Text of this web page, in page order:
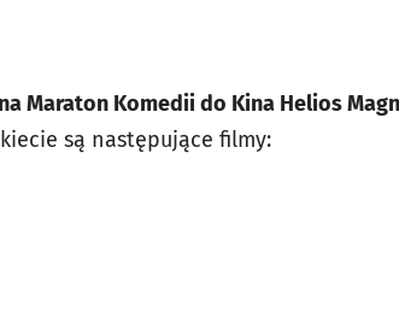
Maraton Komedii do Kina Helios
są następujące filmy: